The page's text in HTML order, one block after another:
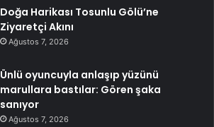
Doğa Harikası Tosunlu Gölü’ne
Ziyaretçi Akını
Ağustos 7, 2026
Ünlü oyuncuyla anlaşıp yüzünü
marullara bastılar: Gören şaka
sanıyor
Ağustos 7, 2026